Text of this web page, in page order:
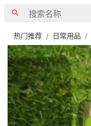
热门推荐 日常用品